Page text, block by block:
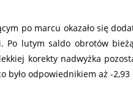
po marcu okazało się
lutym saldo obrotów
korekty nadwyżka
było odpowiednikiem aż -2,93